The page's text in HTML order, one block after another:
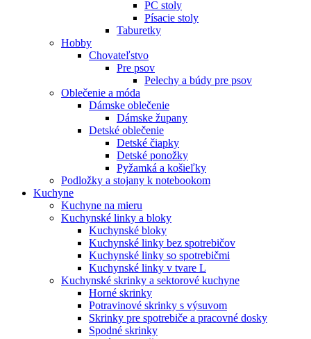
PC stoly
Písacie stoly
Taburetky
Hobby
Chovateľstvo
Pre psov
Pelechy a búdy pre psov
Oblečenie a móda
Dámske oblečenie
Dámske župany
Detské oblečenie
Detské čiapky
Detské ponožky
Pyžamká a košieľky
Podložky a stojany k notebookom
Kuchyne
Kuchyne na mieru
Kuchynské linky a bloky
Kuchynské bloky
Kuchynské linky bez spotrebičov
Kuchynské linky so spotrebičmi
Kuchynské linky v tvare L
Kuchynské skrinky a sektorové kuchyne
Horné skrinky
Potravinové skrinky s výsuvom
Skrinky pre spotrebiče a pracovné dosky
Spodné skrinky